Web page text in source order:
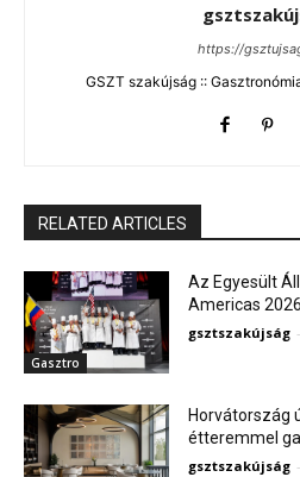
https://
GSZT szakújság ::
RELATED ARTICLES
Gasztro
Az Egyesült
Americas
gsztszakújság -
Horvátország
étteremmel
gsztszakújság -